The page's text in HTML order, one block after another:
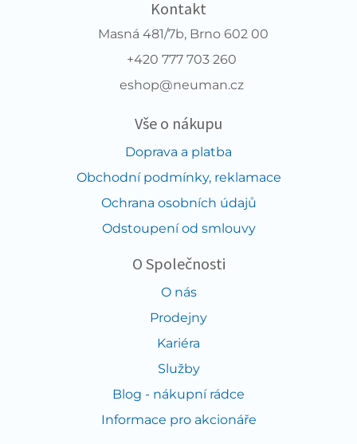
Kontakt
Masná 481/7b, Brno 602 00
+420 777 703 260
eshop@neuman.cz
Vše o nákupu
Doprava a platba
Obchodní podmínky, reklamace
Ochrana osobních údajů
Odstoupení od smlouvy
O Společnosti
O nás
Prodejny
Kariéra
Služby
Blog - nákupní rádce
Informace pro akcionáře